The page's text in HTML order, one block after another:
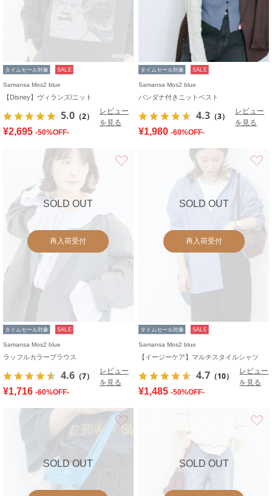
タイムセール対象 SALE
Samansa Mos2 blue
【Disney】ヴィランズ/ニット
5.0 （2）
レビュー
を見る
¥2,695 -50%OFF-
タイムセール対象 SALE
Samansa Mos2 blue
バンダナ付きニットベスト
4.3 （3）
レビュー
を見る
¥1,980 -60%OFF-
SOLD OUT
再入荷受付
タイムセール対象 SALE
Samansa Mos2 blue
ラッフルカラーブラウス
4.6 （7）
レビュー
を見る
¥1,716 -60%OFF-
SOLD OUT
再入荷受付
タイムセール対象 SALE
Samansa Mos2 blue
【イージーケア】マルチスタイルシャツ
4.7 （10）
レビュー
を見る
¥1,485 -50%OFF-
SOLD OUT SOLD OUT